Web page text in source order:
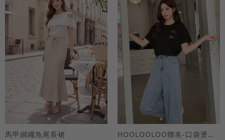
馬甲綁繩魚尾長裙 HOOLOOLOO聯名-口袋燙金KUKU熊短袖上衣